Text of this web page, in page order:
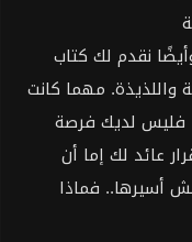
نقدم لك كتاب
واللذيذة. مهما كانت
فليس لديك فرصة
عائد لك إما أن
أسيرها.. فماذا